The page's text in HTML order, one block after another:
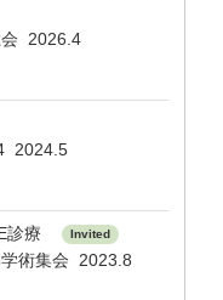
会 2026.4
2024.5
診療 Invited
術集会 2023.8